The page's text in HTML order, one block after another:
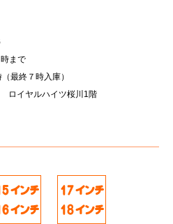
まで
最終７時入庫）
ロイヤルハイツ桜川1階